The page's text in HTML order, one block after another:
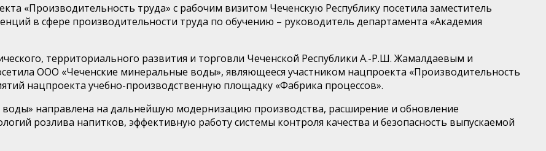
«Производительность труда» с рабочим визитом Чеченскую Республику посетила заместитель
в сфере производительности труда по обучению – руководитель департамента «Академия
территориального развития и торговли Чеченской Республики А.-Р.Ш. Жамалдаевым и
ООО «Чеченские минеральные воды», являющееся участником нацпроекта «Производительность
нацпроекта учебно-производственную площадку «Фабрика процессов».
направлена на дальнейшую модернизацию производства, расширение и обновление
розлива напитков, эффективную работу системы контроля качества и безопасность выпускаемой